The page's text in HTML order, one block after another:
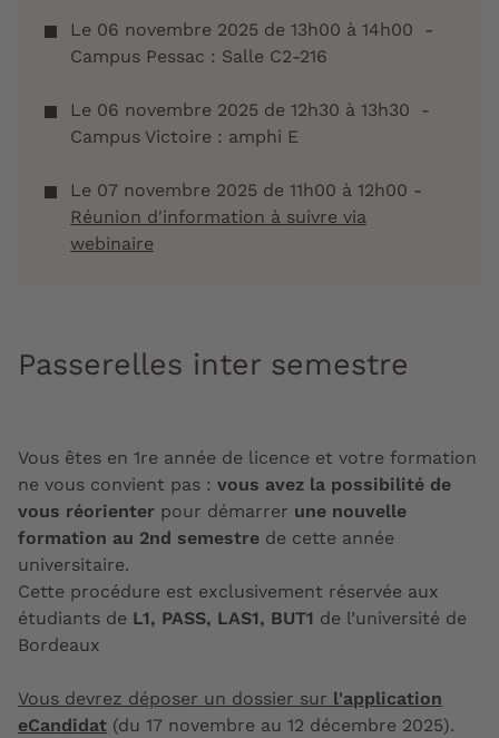
Le 06 novembre 2025 de 13h00 à 14h00 -
Campus Pessac : Salle C2-216
Le 06 novembre 2025 de 12h30 à 13h30 -
Campus Victoire : amphi E
Le 07 novembre 2025 de 11h00 à 12h00 -
Réunion d'information à suivre via
webinaire
Passerelles inter semestre
Vous êtes en 1re année de licence et votre formation
ne vous convient pas : vous avez la possibilité de
vous réorienter pour démarrer une nouvelle
formation au 2nd semestre de cette année
universitaire.
Cette procédure est exclusivement réservée aux
étudiants de L1, PASS, LAS1, BUT1 de l’université de
Bordeaux
Vous devrez déposer un dossier sur l'application
eCandidat (du 17 novembre au 12 décembre 2025).